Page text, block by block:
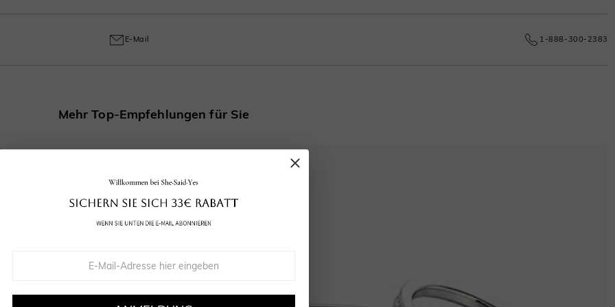
E-Mail 1-888-300-2383
Mehr Top-Empfehlungen für Sie